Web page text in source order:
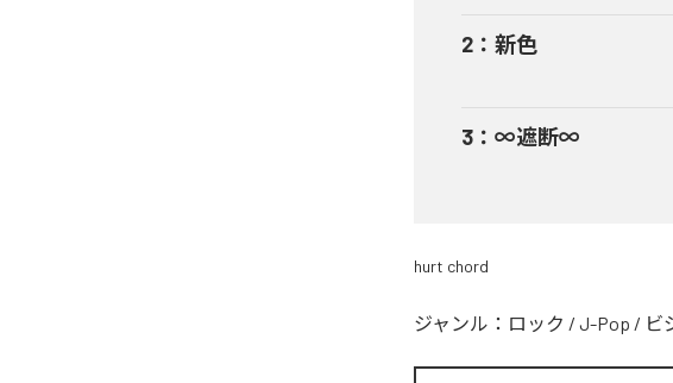
2 ： 新色
3 ： ∞遮断∞
hurt chord
ジャンル： ロック / J-Pop / ビ